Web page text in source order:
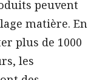
peuvent
matière. En
plus de 1000
les